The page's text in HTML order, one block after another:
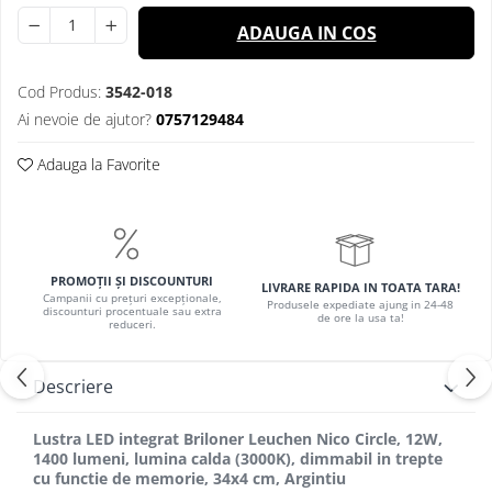
ADAUGA IN COS
Cod Produs: 3542-018
Ai nevoie de ajutor? 0757129484
Adauga la Favorite
PROMOȚII ȘI DISCOUNTURI
Campanii cu prețuri excepționale,
discounturi procentuale sau extra
reduceri.
LIVRARE RAPIDA IN TOATA TARA!
Produsele expediate ajung in 24-48
de ore la usa ta!
Descriere
Lustra LED integrat Briloner Leuchen Nico Circle, 12W,
1400 lumeni, lumina calda (3000K), dimmabil in trepte
cu functie de memorie, 34x4 cm, Argintiu